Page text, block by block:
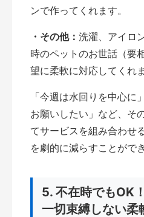
ンで作ってくれます。
・その他： 洗濯、アイロ
時のペットのお世話（要
望に柔軟に対応してくれま
「今週は水回りを中心に
お願いしたい」など、そ
てサービスを組み合わせ
を劇的に減らすことがで
5. 不在時でもOK
一切束縛しない柔